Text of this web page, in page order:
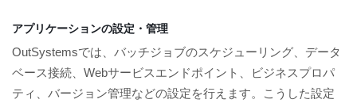
アプリケーションの設定・管理
OutSystemsでは、バッチジョブのスケジューリング、データ
ベース接続、Webサービスエンドポイント、ビジネスプロパ
ティ、バージョン管理などの設定を行えます。こうした設定